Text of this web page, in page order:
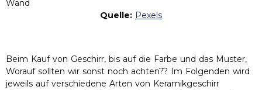
Quelle: Pexels
Beim Kauf von Geschirr, bis auf die Farbe und das Muster,
Worauf sollten wir sonst noch achten?? Im Folgenden wird
jeweils auf verschiedene Arten von Keramikgeschirr